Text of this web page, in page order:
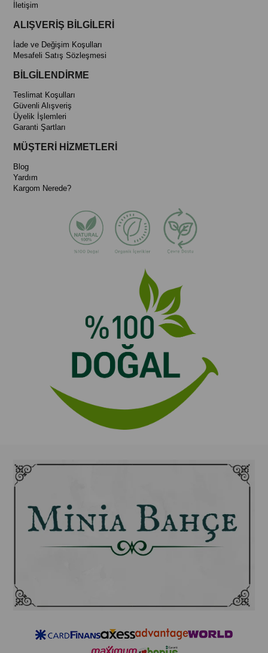
İletişim
ALIŞVERİŞ BİLGİLERİ
İade ve Değişim Koşulları
Mesafeli Satış Sözleşmesi
BİLGİLENDİRME
Teslimat Koşulları
Güvenli Alışveriş
Üyelik İşlemleri
Garanti Şartları
MÜŞTERİ HİZMETLERİ
Blog
Yardım
Kargom Nerede?